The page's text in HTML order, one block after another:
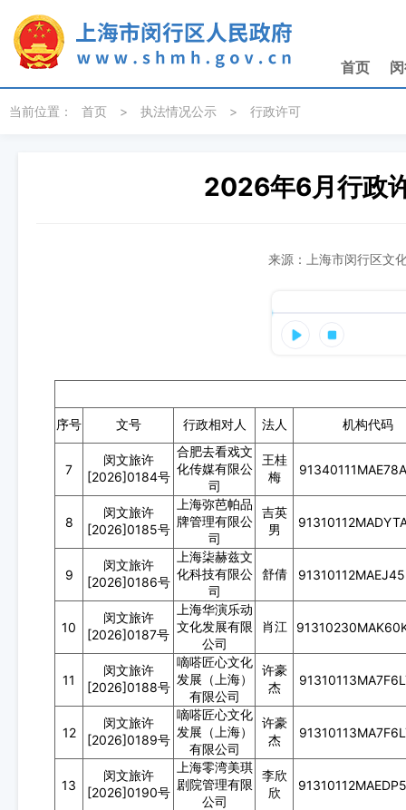
首页
当前位置： 首页 > 执法情况公示 > 行政许可
2026年6月行政
来源：上海市闵行区文
序号 文号 行政相对人 法人 机构代码
7
闵文旅许
[2026]0184号
合肥去看戏文
化传媒有限公
司
王桂
梅
8
闵文旅许
[2026]0185号
上海弥芭帕品
牌管理有限公
司
吉英
男
9
闵文旅许
[2026]0186号
上海柒赫兹文
化科技有限公
司
舒倩
10
闵文旅许
[2026]0187号
上海华演乐动
文化发展有限
公司
肖江
11
闵文旅许
[2026]0188号
嘀嗒匠心文化
发展（上海）
有限公司
许豪
杰
12
闵文旅许
[2026]0189号
嘀嗒匠心文化
发展（上海）
有限公司
许豪
杰
13
闵文旅许
[2026]0190号
上海零湾美琪
剧院管理有限
公司
李欣
欣